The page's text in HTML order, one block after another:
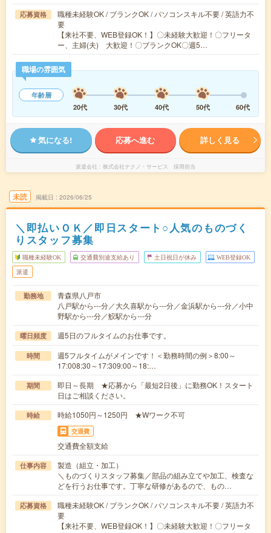
応募資格
職種未経験OK / ブランクOK / パソコンスキル不要 / 英語力不
要
【来社不要、WEB登録OK！】〇未経験大歓迎！〇フリータ
ー、主婦(夫) 大歓迎！〇ブランクOK〇週5…
職場の雰囲気
年齢層
20代
30代 40代 50代 60代
気になる! 応募へ進む 詳しく見る
派遣会社 株式会社テクノ・サービス 採用担当
未読 掲載日 2026/06/25
＼即払いＯＫ／即日スタート○人気のものづく
りスタッフ募集
職種未経験OK 交通費別途支給あり 土日祝日が休み WEB登録OK
派遣
勤務地
青森県八戸市
八戸駅から---分／大久喜駅から---分／金浜駅から---分／小中
野駅から---分／鮫駅から---分
曜日頻度 週5日のフルタイムのお仕事です。
時間
週5フルタイムがメインです！＜勤務時間の例＞8:00～
17:008:30～17:309:00～18:…
期間
即日～長期 ★応募から「最短2日後」に勤務OK！スタート
日はご相談ください。
時給 時給1050円～1250円 ★Wワーク不可
交通費
交通費全額支給
仕事内容
製造（組立・加工）
＼ものづくりスタッフ募集／部品の組み立てや加工、検査な
どを行うお仕事です。丁寧な研修があるので、もの…
応募資格
職種未経験OK / ブランクOK / パソコンスキル不要 / 英語力不
要
【来社不要、WEB登録OK！】〇未経験大歓迎！〇フリータ